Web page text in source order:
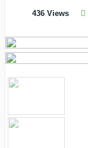
436 Views